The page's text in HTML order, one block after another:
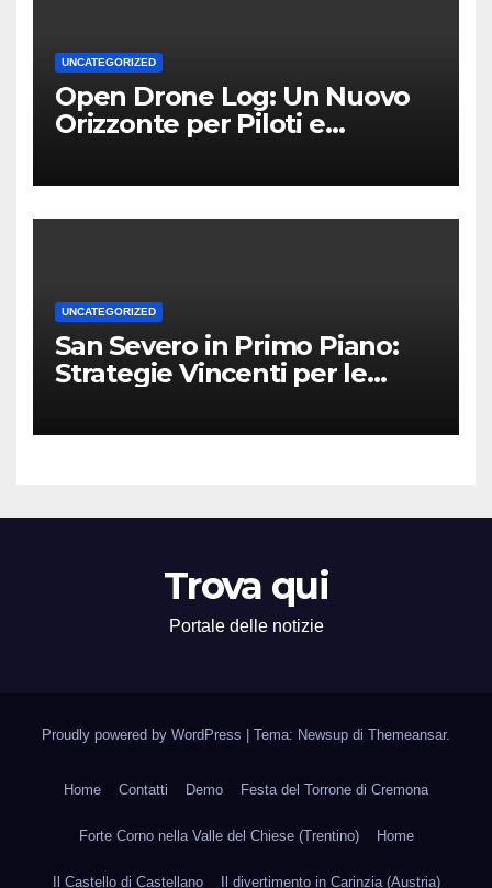
UNCATEGORIZED
Open Drone Log: Un Nuovo
Orizzonte per Piloti e
UNCATEGORIZED
San Severo in Primo Piano:
Strategie Vincenti per le
Territorio
Trova qui
Portale delle notizie
Proudly powered by WordPress Tema: Newsup di Themeansar.
Home Contatti Demo Festa del Torrone di Cremona
Forte Corno nella Valle del Chiese (Trentino) Home
Il Castello di Castellano Il divertimento in Carinzia (Austria)